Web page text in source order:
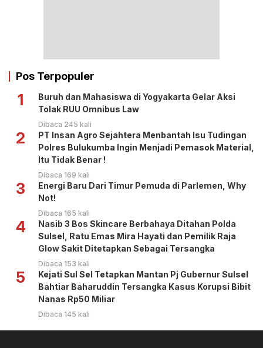
Pos Terpopuler
1
Buruh dan Mahasiswa di Yogyakarta Gelar Aksi
Tolak RUU Omnibus Law
Dibaca 245 kali
2
PT Insan Agro Sejahtera Menbantah Isu Tudingan
Polres Bulukumba Ingin Menjadi Pemasok Material,
Itu Tidak Benar !
Dibaca 169 kali
3
Energi Baru Dari Timur Pemuda di Parlemen, Why
Not!
Dibaca 165 kali
4
Nasib 3 Bos Skincare Berbahaya Ditahan Polda
Sulsel, Ratu Emas Mira Hayati dan Pemilik Raja
Glow Sakit Ditetapkan Sebagai Tersangka
Dibaca 153 kali
5
Kejati Sul Sel Tetapkan Mantan Pj Gubernur Sulsel
Bahtiar Baharuddin Tersangka Kasus Korupsi Bibit
Nanas Rp50 Miliar
Dibaca 145 kali